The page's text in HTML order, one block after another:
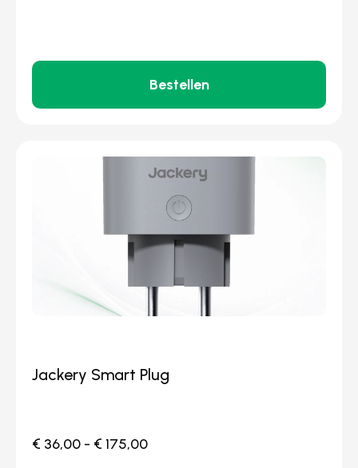
Bestellen
Jackery Smart Plug
€ 36,00 - € 175,00